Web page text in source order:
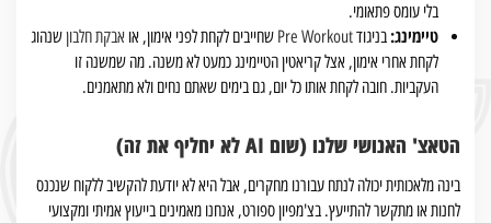
בלי עומס פתאומי.
טיימינג: בניגודPre Workout שחייבים לקחת לפני אימון, או אבקת חלבוןשנהוג
לקחת אחרי אימון, אצל קריאטין הטיימינג כמעט לא משנה. מה שמשנה זו
העקביות. חובה לקחת אותו כל יום, גם בימים שאתם נחים ולא מתאמנים.
הטאצ' האנושי שלנו (שום AI לא יחליף את זה)
בינה מלאכותית יכולה לנתח עבורנו מחקרים, אבל היא לא יודעת להקשיב ללקוח שנכנס
לחנות או מתקשר להתייעץ. בצ'מפיון ספורט, אנחנו מאמינים בייעוץ אמיתי ומקצועי